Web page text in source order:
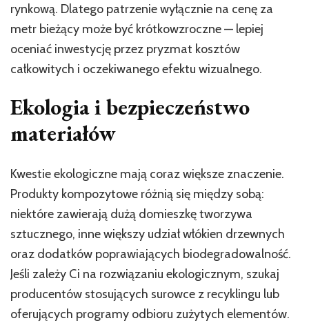
rynkową. Dlatego patrzenie wyłącznie na cenę za
metr bieżący może być krótkowzroczne — lepiej
oceniać inwestycję przez pryzmat kosztów
całkowitych i oczekiwanego efektu wizualnego.
Ekologia i bezpieczeństwo
materiałów
Kwestie ekologiczne mają coraz większe znaczenie.
Produkty kompozytowe różnią się między sobą:
niektóre zawierają dużą domieszkę tworzywa
sztucznego, inne większy udział włókien drzewnych
oraz dodatków poprawiających biodegradowalność.
Jeśli zależy Ci na rozwiązaniu ekologicznym, szukaj
producentów stosujących surowce z recyklingu lub
oferujących programy odbioru zużytych elementów.